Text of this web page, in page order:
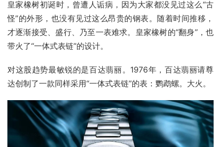
皇家橡树初诞时，曾遭人诟病，因为大家都没见过这么“古
怪”的外形，也没有见过这么昂贵的钢表。随着时间推移，
才逐渐接受、盛行、乃至一表难求。皇家橡树的“翻身”，也
带火了“一体式表链”的设计。
对这股趋势最敏锐的是百达翡丽。1976年，百达翡丽请尊
达创制了一款同样采用“一体式表链”的表：鹦鹉螺。大火。